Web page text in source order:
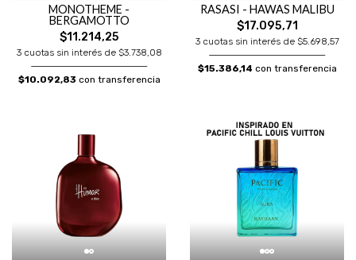
MONOTHEME -
BERGAMOTTO
$11.214,25
3 cuotas sin interés de $3.738,08
$10.092,83 con transferencia
RASASI - HAWAS MALIBU
$17.095,71
3 cuotas sin interés de $5.698,57
$15.386,14 con transferencia